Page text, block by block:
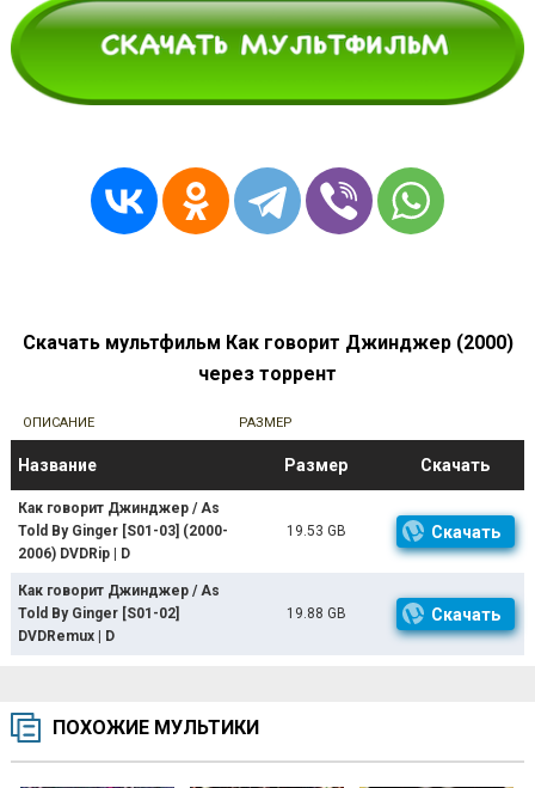
Скачать мультфильм Как говорит Джинджер (2000)
через торрент
ОПИСАНИЕ РАЗМЕР
Название Размер Скачать
Как говорит Джинджер / As
Told By Ginger [S01-03] (2000-
2006) DVDRip | D
19.53 GB Скачать
Как говорит Джинджер / As
Told By Ginger [S01-02]
DVDRemux | D
19.88 GB Скачать
ПОХОЖИЕ МУЛЬТИКИ